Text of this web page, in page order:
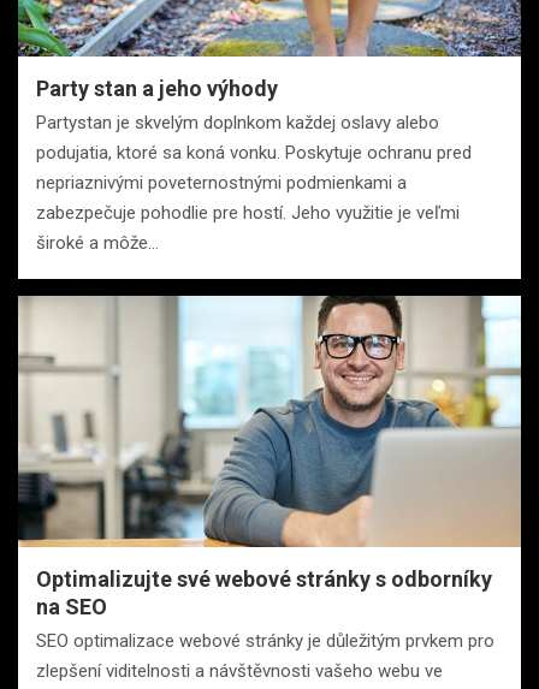
Party stan a jeho výhody
Partystan je skvelým doplnkom každej oslavy alebo
podujatia, ktoré sa koná vonku. Poskytuje ochranu pred
nepriaznivými poveternostnými podmienkami a
zabezpečuje pohodlie pre hostí. Jeho využitie je veľmi
široké a môže…
Optimalizujte své webové stránky s odborníky
na SEO
SEO optimalizace webové stránky je důležitým prvkem pro
zlepšení viditelnosti a návštěvnosti vašeho webu ve